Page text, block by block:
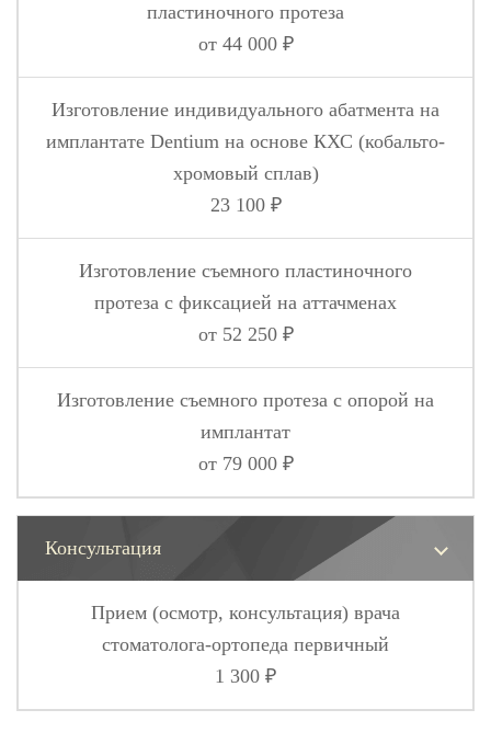
пластиночного протеза
от 44 000 ₽
Изготовление индивидуального абатмента на
имплантате Dentium на основе КХС (кобальто-
хромовый сплав)
23 100 ₽
Изготовление съемного пластиночного
протеза с фиксацией на аттачменах
от 52 250 ₽
Изготовление съемного протеза с опорой на
имплантат
от 79 000 ₽
Консультация
Прием (осмотр, консультация) врача
стоматолога-ортопеда первичный
1 300 ₽